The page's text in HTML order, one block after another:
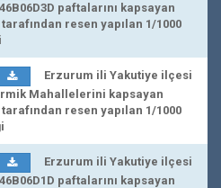
paftalarını kapsayan
resen yapılan 1/1000
Erzurum ili Yakutiye ilçesi
Mahallelerini kapsayan
resen yapılan 1/1000
Erzurum ili Yakutiye ilçesi
paftalarını kapsayan